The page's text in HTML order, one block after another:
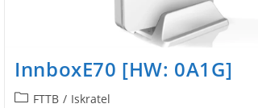
InnboxE70 [HW: 0A1G]
Рубрика
FTTB / Iskratel